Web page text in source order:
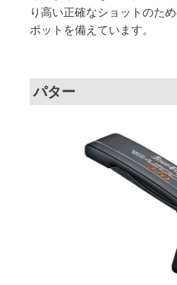
り高い正確なショットのた
ポットを備えています。
パター